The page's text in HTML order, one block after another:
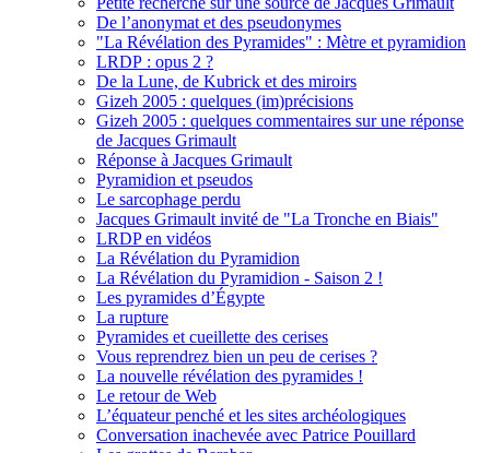
De l’anonymat et des pseudonymes
"La Révélation des Pyramides" : Mètre et pyramidion
LRDP : opus 2 ?
De la Lune, de Kubrick et des miroirs
Gizeh 2005 : quelques (im)précisions
Gizeh 2005 : quelques commentaires sur une réponse
de Jacques Grimault
Réponse à Jacques Grimault
Pyramidion et pseudos
Le sarcophage perdu
Jacques Grimault invité de "La Tronche en Biais"
LRDP en vidéos
La Révélation du Pyramidion
La Révélation du Pyramidion - Saison 2 !
Les pyramides d’Égypte
La rupture
Pyramides et cueillette des cerises
Vous reprendrez bien un peu de cerises ?
La nouvelle révélation des pyramides !
Le retour de Web
L’équateur penché et les sites archéologiques
Conversation inachevée avec Patrice Pouillard